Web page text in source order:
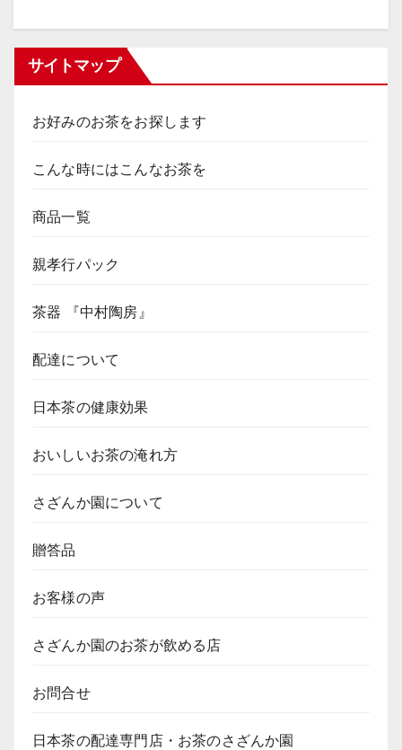
サイトマップ
お好みのお茶をお探します
こんな時にはこんなお茶を
商品一覧
親孝行パック
茶器 『中村陶房』
配達について
日本茶の健康効果
おいしいお茶の淹れ方
さざんか園について
贈答品
お客様の声
さざんか園のお茶が飲める店
お問合せ
日本茶の配達専門店・お茶のさざんか園